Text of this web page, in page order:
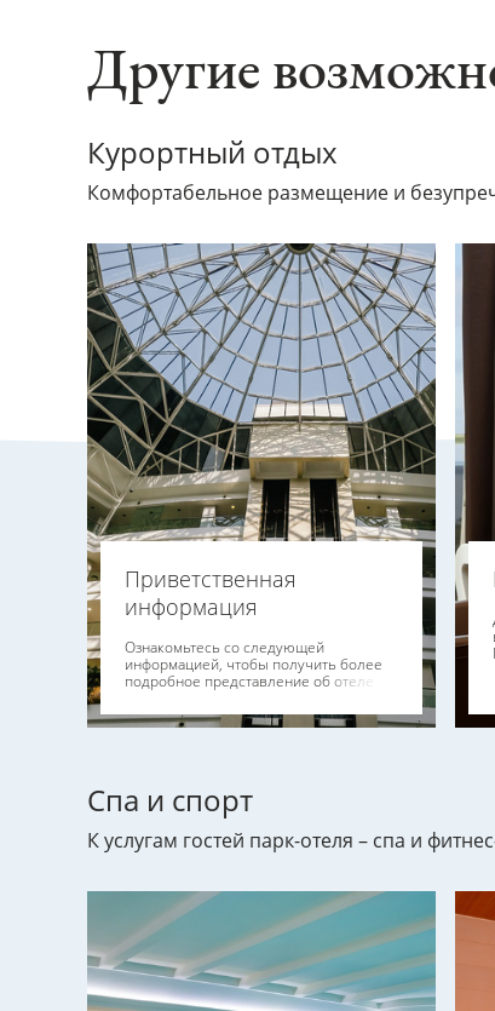
Другие
Курортный отдых
Комфортабельное размещение и
Приветственная
информация
Ознакомьтесь со следующей
информацией, чтобы получить более
подробное представление об отеле
Спа и спорт
К услугам гостей парк-отеля – спа и